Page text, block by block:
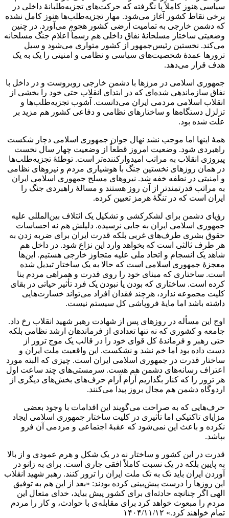
سیاسی هنوز کاملاً پا نگرفته که حرکت‌های تجزیه‌طلبانۀ داخلی در
برخی نقاط کشور آغاز می‌شود. مهار تجزیه‌طلب‌ها هنوز کامل نشده
که دشمن خارجی به تمامیت ارضی کشور هجوم می‌آورد. در چنین
وضعیتی ساختار مسلحانۀ نفاق داخلی هم رسماً اعلام جنگ مسلحانه
می‌کند. نخستین رئیس‌جمهور از کشور متواری می‌شود و سیل
ترورها عمدۀ شخصیت‌های سیاسی و نظامی و امنیتی را یک به یک
هدف قرار می‌دهد.
جمهوری اسلامی در مرزها با دشمن خارجی روبروست و در داخل با
نفاق سازماندهی شده‌ای که در ابتدای انقلاب حتی خود را بخشی از
انقلاب اسلامی مردمی ایران می‌دانست. آشوب تجزیه‌طلب‌ها و
تزلزل دستگاه‌ها و ساختارهای نظامی و دفاعی کشور هم مزید بر
علت شده بود.
همۀ اینها اما موجب نشد نهال جوان جمهوری اسلامی دچار شکست
راهبردی شود. وضعیت امروز قطعاً از وضعیت چهار سال نخست
پیروزی انقلاب به مراتب امیدوارکننده‌تر است. توطئۀ تجزیه‌طلب‌ها
در همان روزهای نخستین جنگ با هوشیاری مردم و نیروهای نظامی
و امنیتی در نطفه خفه شد. نیروهای مسلح جمهوری اسلامی ایران
به مراتب قدرتمندتر از آن روز هستند و مسالۀ راهبردی جنگ را
ایران است که در تنگۀ هرمز تعیین کرده.
رؤیای دشمن برای لشکرکشی و تشکیل یک ائتلاف بین‌المللی علیه
جمهوری اسلامی ایران به جایی نرسیده. دلیلش هم نه احساسات
حقوق بشری طرف‌های غربی بلکه قدرت ایران برای ضربه زدن به
هر طرف ثالثی است که بخواهد وارد این نزاع شود. در داخل هم
شاهد یک انسجام و اتحاد ملی علیه متجاوز خارجی هستیم. این‌ها
معجزۀ جمهوری اسلامی است که حالا به یک ساختار تبدیل شده
است. ساختاری که مبنای خود را روی قدرت و همراهی مردم بنا
کرده است. ساختاری که بودن یا نبودن یک فرد تأثیر حیاتی در بقای
کلیت مجموعه ندارد، هرچند فقدان افراد می‌تواند خسارت‌هایی
داشته باشد اما مایۀ فروپاشی کل سیستم نیست.
اوج این مسأله در روزهای پس از شهادت رهبر شهید انقلاب رخ داد.
جامعه و کشوری که نه تنها تعدادی از فرماندهان ارشد نظامی بلکه
حتی رهبر و فرماندۀ کل قوای خود را در قالب یک موج ترور از
دست داده بود اما خم نشد و نشکست. این واقعیت ملت ایران و
ساختار قدرت در جمهوری اسلامی ایران است. چیزی که البته مورد
اعتراف رسانه‌های دشمن هم هست. سرمستی‌های چند ساعت اول
هر ترور را که کنار بگذاریم آرام آرام حرف‌های بخش‌های دیگری از
اردوگاه دشمن هم مجال بروز پیدا می‌کنند.
حرف‌هایی که به صراحت می‌گویند این اقدامات با وجود بعضی
مزایای تاکتیکی اما تأثیری در کلیت ساختار جمهوری اسلامی ایجاد
نکرده و باعث این نمی‌شود که عقبۀ اجتماعی و مردمی آن فرو
بپاشد.
قدرت در این کشور و ساختار نه در یک شکل و هرم عمودی و از بالا
به پایین بلکه در یک نسبت کاملاً افقی جاری است. برای به زانو در
آوردن ایران باید تک به تک ملت ایران را ترور کنند. رهبر شهید انقلاب
این روزها را درست پیش‌بینی کرده بودند: «بعد از این هم به توفیق
الهی اگر چنانچه حادثه‌ای برای کشور پیش بیاید، خدای متعال این
مردم را مبعوث خواهد کرد برای مقابله‌ی با حوادث، و کار را مردم
تمام خواهند کرد.» ۱۴۰۴/۱۱/۱۲